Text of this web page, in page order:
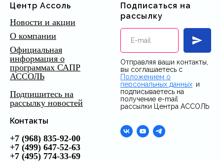
Центр Ассоль
Новости и акции
О компании
Официальная
информация о
программах САПР
АССОЛЬ
Подпишитесь на
рассылку новостей
Контакты
+7 (968) 835-92-00
+7 (499) 647-52-63
+7 (495) 774-33-69
Подписаться на
рассылку
Отправляя ваши контакты,
вы соглашаетесь с
Положением о
персональных данных и
подписываетесь на
получение e-mail
рассылки Центра АССОЛЬ